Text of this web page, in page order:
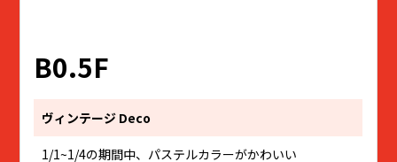
B0.5F
ヴィンテージ Deco
1/1~1/4の期間中、パステルカラーがかわいい